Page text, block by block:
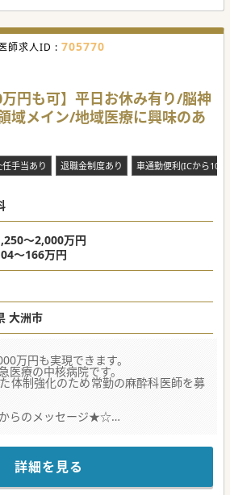
師求人ID : 705770
万円も可】平日お休み有り/脳神
域メイン/地域医療に興味のあ
任手当あり 退職金制度あり 車通勤便利(ICから10
～2,000万円
～166万円
愛媛県 大洲市
万円も実現できます。
医療の中核病院です。
体制強化のため常勤の麻酔科医師を募
らのメッセージ★☆
建て替わった綺麗な病院です。
先生であれば、県内外問わず是非お問
詳細を見る